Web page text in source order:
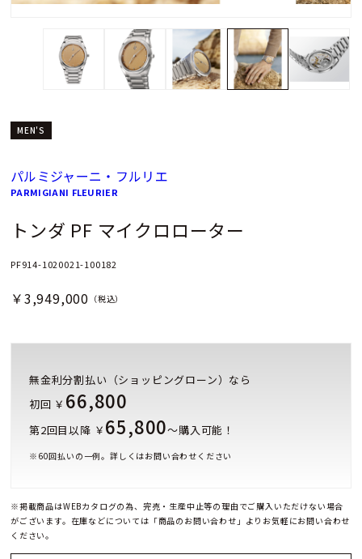
MEN'S
パルミジャーニ・フルリエ
PARMIGIANI FLEURIER
トンダ PF マイクロローター
PF914-1020021-100182
￥3,949,000 （税込）
無金利分割払い（ショッピングローン）なら
初回 ￥ 66,800
第2回目以降 ￥ 65,800～購入可能！
※ 60回払いの一例。詳しくはお問い合わせください
※掲載商品はWEBカタログの為、完売・生産中止等の理由でご購入いただけない場合
がございます。在庫などについては「商品のお問い合わせ」よりお気軽にお問い合わせ
ください。